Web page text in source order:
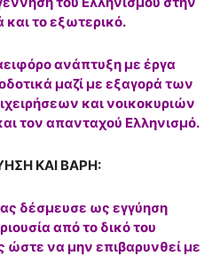
το εξωτερικό.
ανάπτυξη με έργα
μαζί με εξαγορά των
και νοικοκυριών
τον απανταχού Ελληνισμό.
ΚΑΙ ΒΑΡΗ:
δέσμευσε ως εγγύηση
από το δικό του
ώστε να μην επιβαρυνθεί με